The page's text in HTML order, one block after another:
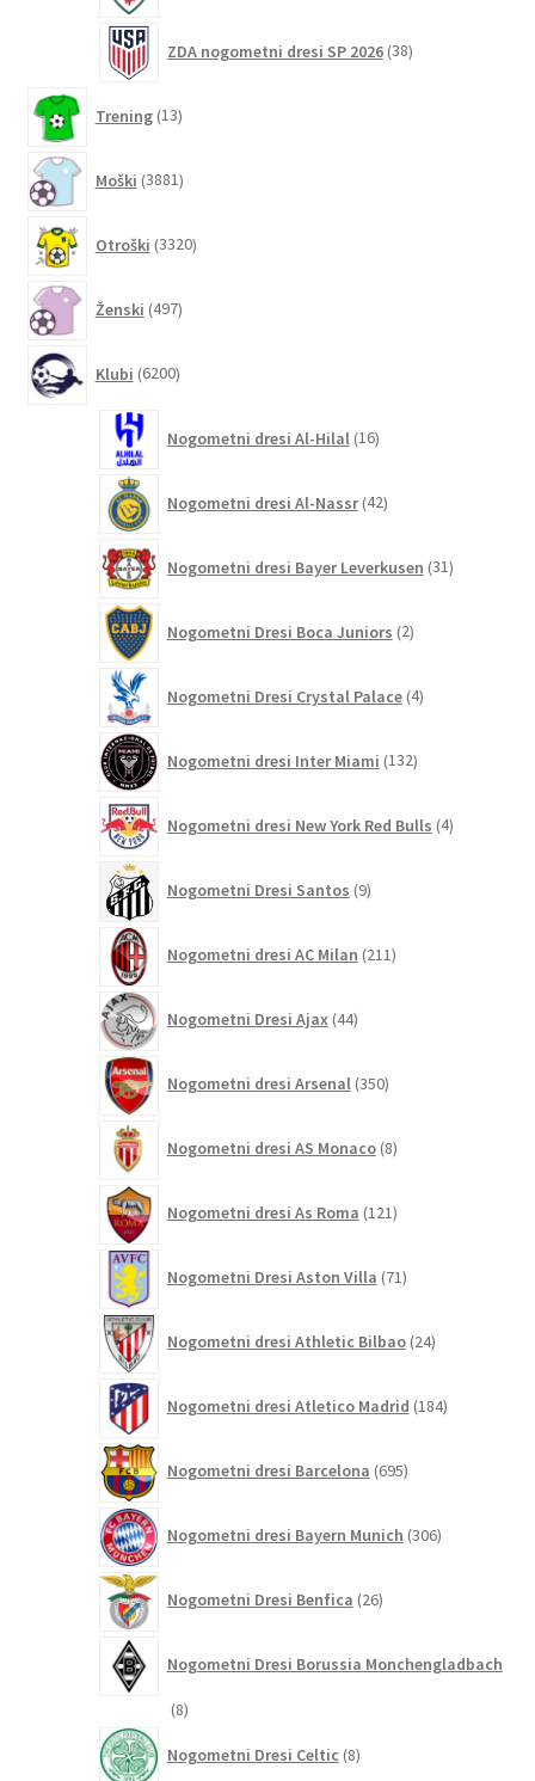
ZDA nogometni dresi SP 2026 38izdelkov
Trening 13izdelkov
Moški 3881izdelkov
Otroški 3320izdelkov
Ženski 497izdelkov
Klubi 6200izdelkov
Nogometni dresi Al-Hilal 16izdelkov
Nogometni dresi Al-Nassr 42izdelkov
Nogometni dresi Bayer Leverkusen 31izdelkov
Nogometni Dresi Boca Juniors 2izdelka
Nogometni Dresi Crystal Palace 4izdelki
Nogometni dresi Inter Miami 132izdelkov
Nogometni dresi New York Red Bulls 4izdelki
Nogometni Dresi Santos 9izdelkov
Nogometni dresi AC Milan 211izdelkov
Nogometni Dresi Ajax 44izdelkov
Nogometni dresi Arsenal 350izdelkov
Nogometni dresi AS Monaco 8izdelkov
Nogometni dresi As Roma 121izdelkov
Nogometni Dresi Aston Villa 71izdelkov
Nogometni dresi Athletic Bilbao 24izdelkov
Nogometni dresi Atletico Madrid 184izdelkov
Nogometni dresi Barcelona 695izdelkov
Nogometni dresi Bayern Munich 306izdelkov
Nogometni Dresi Benfica 26izdelkov
Nogometni Dresi Borussia Monchengladbach
88
Nogometni Dresi Celtic 8izdelkov